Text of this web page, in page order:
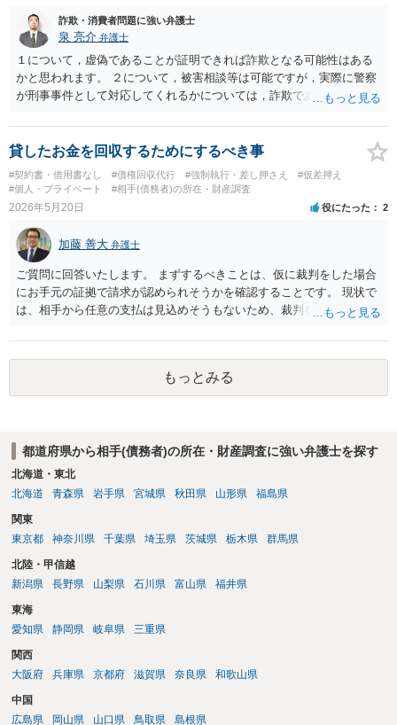
効果的な場合があります（商売によってはその日の売上金を回収でき
る場合もありますし、そうでなくても、執行官の訪問は物理的な圧力
になります）。もちろん、弁護士費用や各種の実費（弁護士会照会に
は1回あたり5,000～6,000円程度かかります）の負担を考えると費用倒
れの懸念はありますので、最終的にどこまでやるのかは考える必要が
いただいた方がよいかと思います。
詐欺・消費者問題に強い弁護士
泉 亮介 弁護士
１について，虚偽であることが証明できれば詐欺となる可能性はある
かと思われます。 ２について，被害相談等は可能ですが，実際に警察
が刑事事件として対応してくれるかについては，詐欺であることをど
す。 ３について，相手と連絡が取れるのであれば内容証明や電話での
連絡等から交渉をすることtなるかと思われます。弁護士を立てること
を想定されている場合，裁判をする場合だと，弁護士費用との関係か
ら全額回収できたとしてもご自身の経済的な利益は少ないかと思われ
ます。 ４について，実際の内容次第ですが，可能な場合も多いです。
住んで居る場所が判明しないと送付は出来ないでしょう。裁判手続き
については，住民票上の住所へ住んでいないことを調査したうえで，
公示送達という方法により訴訟提起することとなります。 ７につい
て，プライバシー権侵害や名誉権侵害として相手から逆に請求を受け
るきっかけとなりかねないため，避けたほうが良いかと思われます。
貸したお金を回収するためにするべき事
#契約書・借用書なし #債権回収代行 #強制執行・差し押さえ
#仮差押え
#個人・プライベート
#相手(債務者)の所在・財産調査
2026年5月20日 役にたった 2
加藤 善大 弁護士
ご質問に回答いたします。 まずするべきことは、仮に裁判をした場合
にお手元の証拠で請求が認められそうかを確認することです。 現状で
は、相手から任意の支払は見込めそうもないため、裁判を想定する必
合は証拠が必要になります。 借用書や振込履歴がないとのことですの
で、 例えば、相手とのＬＩＮＥのやりとりで、 相手からの「１００万
円貸してくれてありがとう」とか「１００万円の返済はもう少し待っ
て欲しい」等の記載があれば証拠になり得るでしょう。 ご質問に対す
めることをおすすめいたします。 ご参考にしていただけますと幸いで
す。
もっとみる
都道府県から相手(債務者)の所在・財産調査に強い弁護士を探す
北海道・東北
北海道
青森県 岩手県 宮城県 秋田県 山形県 福島県
関東
東京都
神奈川県 千葉県 埼玉県 茨城県 栃木県 群馬県
北陸・甲信越
新潟県
長野県 山梨県 石川県 富山県 福井県
東海
愛知県
静岡県 岐阜県 三重県
関西
大阪府
兵庫県 京都府 滋賀県 奈良県 和歌山県
中国
広島県
岡山県 山口県 鳥取県 島根県